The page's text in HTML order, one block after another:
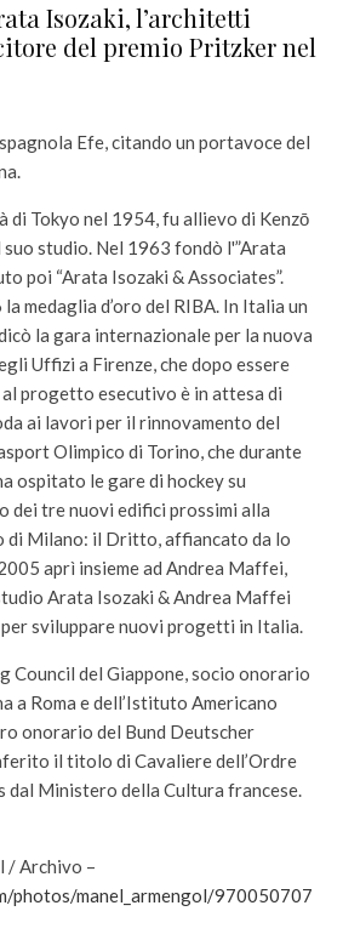
Isozaki, l’architetti
del premio Pritzker nel
Efe, citando un portavoce del
di Tokyo nel 1954, fu allievo di Kenzō
suo studio. Nel 1963 fondò l'”Arata
poi “Arata Isozaki & Associates”.
medaglia d’oro del RIBA. In Italia un
la gara internazionale per la nuova
Uffizi a Firenze, che dopo essere
progetto esecutivo è in attesa di
ai lavori per il rinnovamento del
Olimpico di Torino, che durante
ospitato le gare di hockey su
dei tre nuovi edifici prossimi alla
di Milano: il Dritto, affiancato da lo
aprì insieme ad Andrea Maffei,
Arata Isozaki & Andrea Maffei
sviluppare nuovi progetti in Italia.
Council del Giappone, socio onorario
a Roma e dell’Istituto Americano
onorario del Bund Deutscher
il titolo di Cavaliere dell’Ordre
dal Ministero della Cultura francese.
/ Archivo –
photos/manel_armengol/970050707